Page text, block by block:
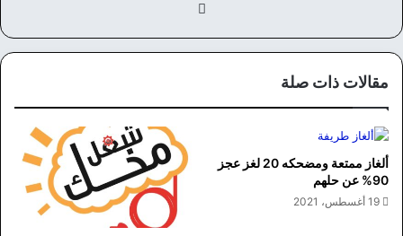
وك
مقالات ذات صلة
ألغاز ممتعة ومضحكه 20 لغز عجز
90% عن حلهم
19 أغسطس، 2021